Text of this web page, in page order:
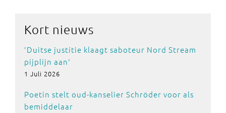
Kort nieuws
'Duitse justitie klaagt saboteur Nord Stream
pijplijn aan'
1 Juli 2026
Poetin stelt oud-kanselier Schröder voor als
bemiddelaar